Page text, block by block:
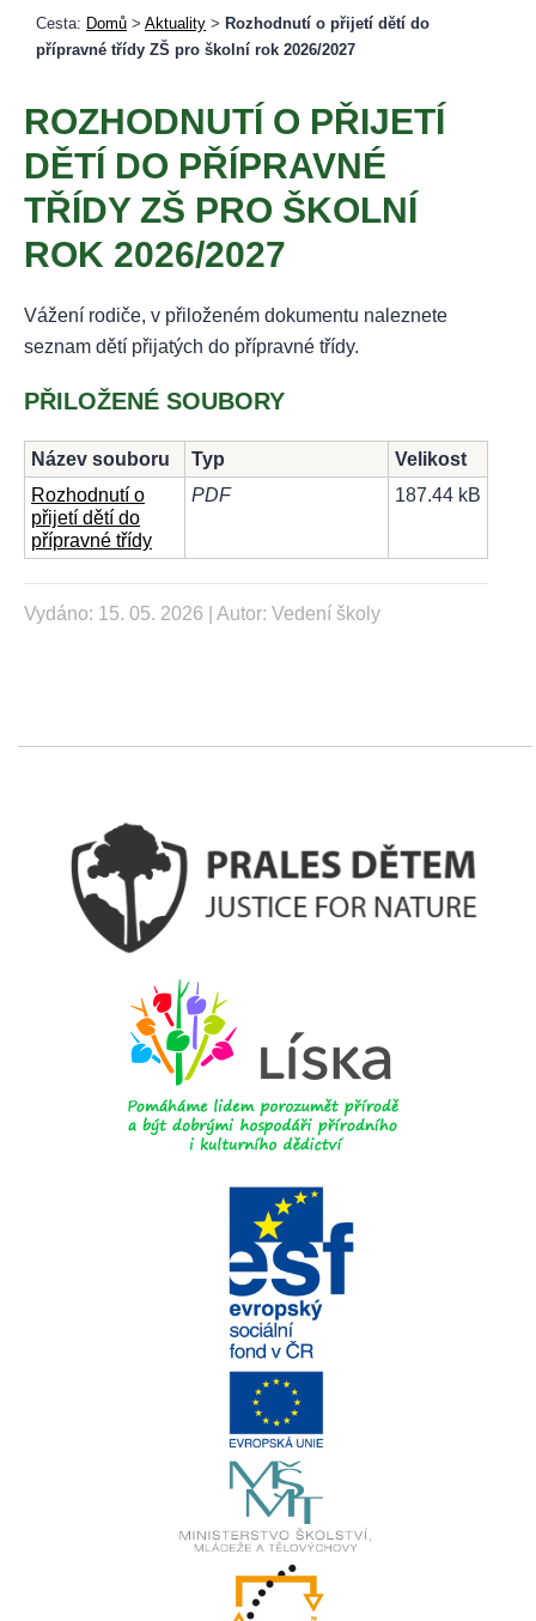
Cesta: Domů > Aktuality > Rozhodnutí o přijetí dětí do
přípravné třídy ZŠ pro školní rok 2026/2027
ROZHODNUTÍ O PŘIJETÍ
DĚTÍ DO PŘÍPRAVNÉ
TŘÍDY ZŠ PRO ŠKOLNÍ
ROK 2026/2027
Vážení rodiče, v přiloženém dokumentu naleznete
seznam dětí přijatých do přípravné třídy.
PŘILOŽENÉ SOUBORY
Název souboru Typ
Velikost
Rozhodnutí o
přijetí dětí do
přípravné třídy
PDF 187.44 kB
Vydáno: 15. 05. 2026 | Autor: Vedení školy